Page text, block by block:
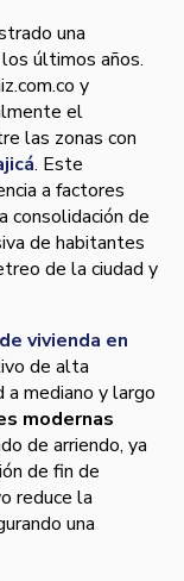
una
últimos años.
y
el
las zonas con
. Este
a factores
consolidación de
de habitantes
de la ciudad y
vivienda en
de alta
mediano y largo
modernas
de arriendo, ya
de fin de
reduce la
una